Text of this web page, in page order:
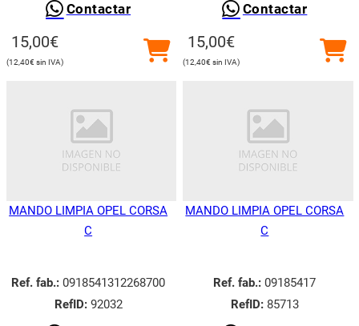
Contactar
15,00€
12,40€
Contactar
15,00€
12,40€
MANDO LIMPIA OPEL CORSA
C
Ref. fab.: 0918541312268700
RefID:92032
MANDO LIMPIA OPEL CORSA
C
Ref. fab.: 09185417
RefID:85713